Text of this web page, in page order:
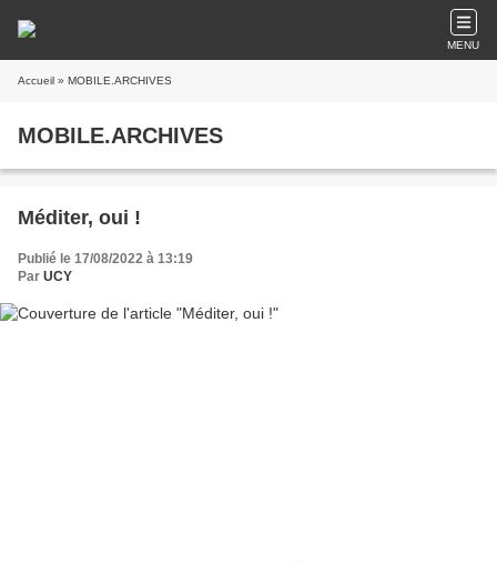
MENU
Accueil » MOBILE.ARCHIVES
MOBILE.ARCHIVES
Méditer, oui !
Publié le 17/08/2022 à 13:19
Par UCY